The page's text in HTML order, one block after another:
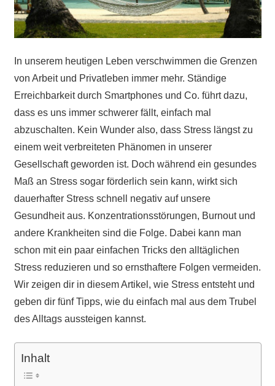
In unserem heutigen Leben verschwimmen die Grenzen
von Arbeit und Privatleben immer mehr. Ständige
Erreichbarkeit durch Smartphones und Co. führt dazu,
dass es uns immer schwerer fällt, einfach mal
abzuschalten. Kein Wunder also, dass Stress längst zu
einem weit verbreiteten Phänomen in unserer
Gesellschaft geworden ist. Doch während ein gesundes
Maß an Stress sogar förderlich sein kann, wirkt sich
dauerhafter Stress schnell negativ auf unsere
Gesundheit aus. Konzentrationsstörungen, Burnout und
andere Krankheiten sind die Folge. Dabei kann man
schon mit ein paar einfachen Tricks den alltäglichen
Stress reduzieren und so ernsthaftere Folgen vermeiden.
Wir zeigen dir in diesem Artikel, wie Stress entsteht und
geben dir fünf Tipps, wie du einfach mal aus dem Trubel
des Alltags aussteigen kannst.
Inhalt